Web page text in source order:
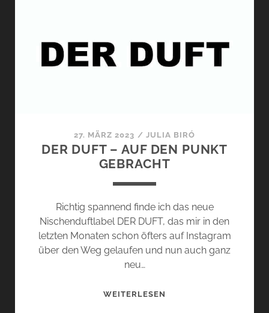
LEATHER
VON
FLIEDERLILA
UND
LEDERSÜSS
27. MÄRZ 2023 / JULIA BIRÓ
DER DUFT – AUF DEN PUNKT
GEBRACHT
Richtig spannend finde ich das neue
Nischenduftlabel DER DUFT, das mir in den
letzten Monaten schon öfters auf Instagram
über den Weg gelaufen und nun auch ganz
neu…
WEITERLESEN